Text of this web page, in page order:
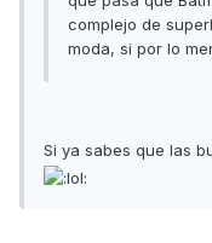
complejo de
moda, si por lo
Si ya sabes que las